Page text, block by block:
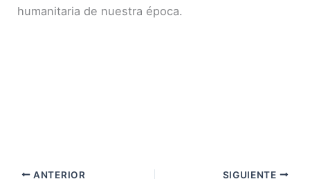
humanitaria de nuestra época.
ANTERIOR SIGUIENTE